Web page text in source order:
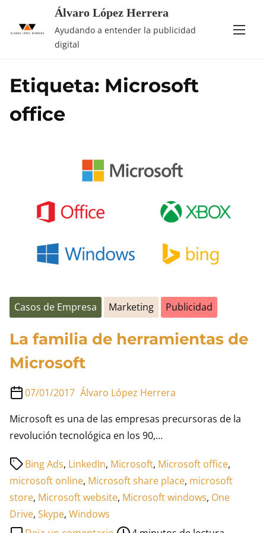
Álvaro López Herrera
Ayudando a entender la publicidad
digital
Etiqueta: Microsoft
office
Casos de Empresa Marketing Publicidad
La familia de herramientas de
Microsoft
07/01/2017 Álvaro López Herrera
Microsoft es una de las empresas precursoras de la
revolución tecnológica en los 90,…
Bing Ads, LinkedIn, Microsoft, Microsoft office,
microsoft online, Microsoft share place, microsoft
store, Microsoft website, Microsoft windows, One
Drive, Skype, Windows
en
Tiempo
de
lectura
de
la